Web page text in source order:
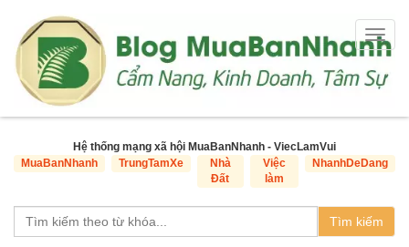
Hệ thống mạng xã hội MuaBanNhanh - ViecLamVui
MuaBanNhanh
TrungTamXe
Nhà
Đất
Việc
làm
NhanhDeDang
Tìm kiếm